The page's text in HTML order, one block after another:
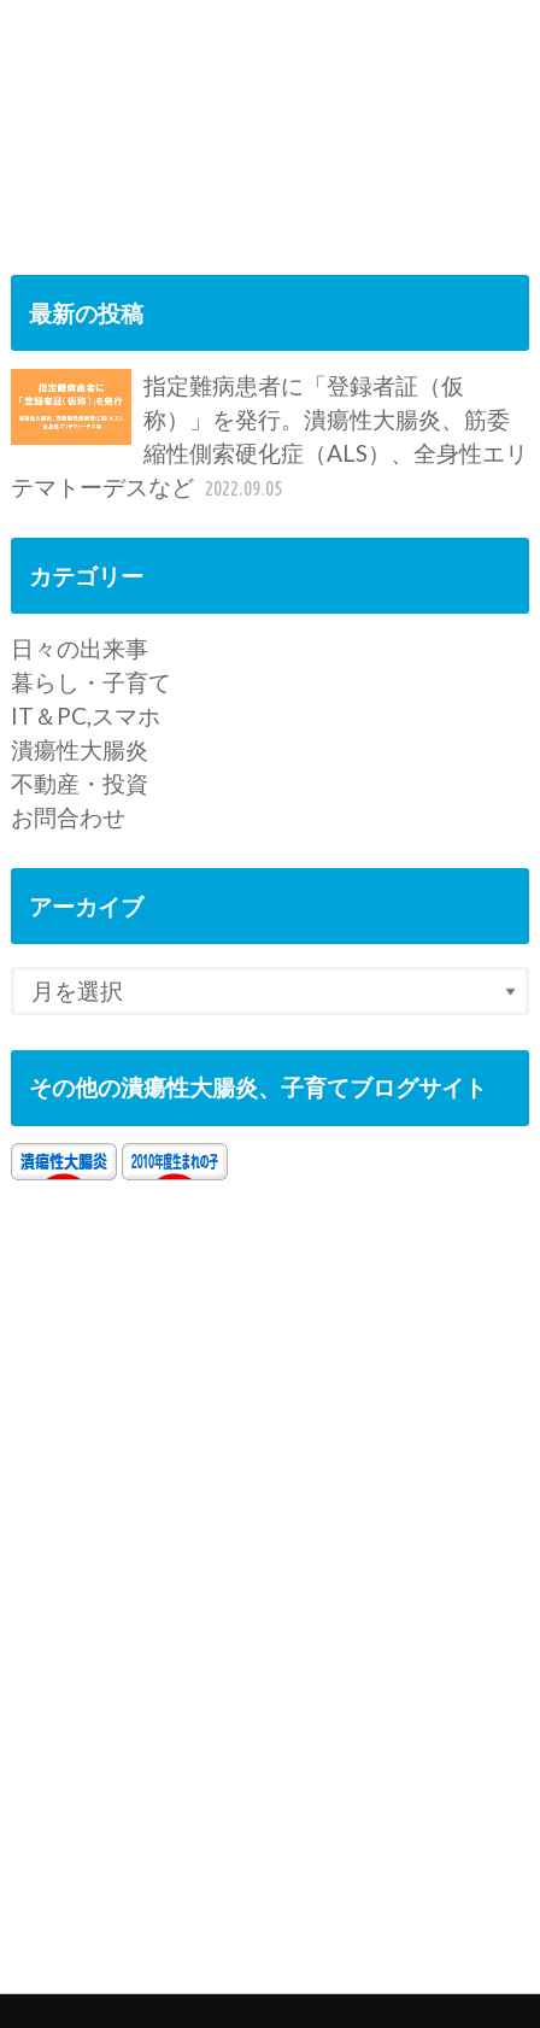
最新の投稿
指定難病患者に「登録者証（仮
称）」を発行。潰瘍性大腸炎、筋委
縮性側索硬化症（ALS）、全身性エリ
テマトーデスなど 2022.09.05
カテゴリー
日々の出来事
暮らし・子育て
IT＆PC,スマホ
潰瘍性大腸炎
不動産・投資
お問合わせ
アーカイブ
その他の潰瘍性大腸炎、子育てブログサイト